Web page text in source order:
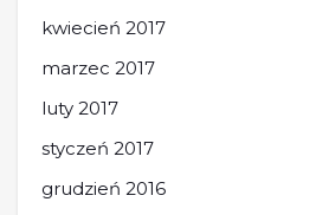
kwiecień 2017
marzec 2017
luty 2017
styczeń 2017
grudzień 2016